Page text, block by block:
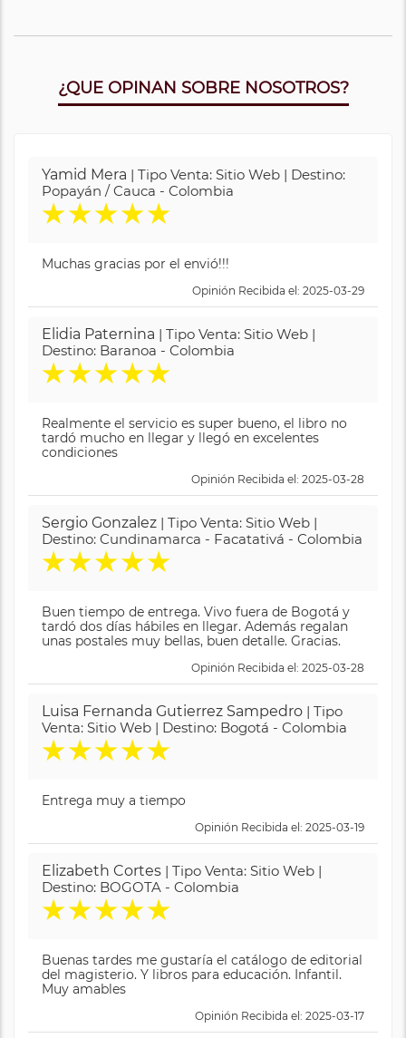
¿QUE OPINAN SOBRE NOSOTROS?
Yamid Mera | Tipo Venta: Sitio Web | Destino:
Popayán / Cauca - Colombia
★★★★★
Muchas gracias por el envió!!!
Opinión Recibida el: 2025-03-29
Elidia Paternina | Tipo Venta: Sitio Web |
Destino: Baranoa - Colombia
★★★★★
Realmente el servicio es super bueno, el libro no
tardó mucho en llegar y llegó en excelentes
condiciones
Opinión Recibida el: 2025-03-28
Sergio Gonzalez | Tipo Venta: Sitio Web |
Destino: Cundinamarca - Facatativá - Colombia
★★★★★
Buen tiempo de entrega. Vivo fuera de Bogotá y
tardó dos días hábiles en llegar. Además regalan
unas postales muy bellas, buen detalle. Gracias.
Opinión Recibida el: 2025-03-28
Luisa Fernanda Gutierrez Sampedro | Tipo
Venta: Sitio Web | Destino: Bogotá - Colombia
★★★★★
Entrega muy a tiempo
Opinión Recibida el: 2025-03-19
Elizabeth Cortes | Tipo Venta: Sitio Web |
Destino: BOGOTA - Colombia
★★★★★
Buenas tardes me gustaría el catálogo de editorial
del magisterio. Y libros para educación. Infantil.
Muy amables
Opinión Recibida el: 2025-03-17